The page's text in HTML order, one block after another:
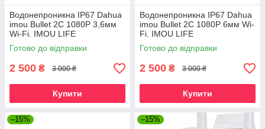
Водонепроникна IP67 Dahua
imou Bullet 2C 1080P 3,6мм
Wi-Fi. IMOU LIFE
Готово до відправки
2 500 ₴ 3 000 ₴
Купити
Водонепроникна IP67 Dahua
imou Bullet 2C 1080P 6мм Wi-
Fi. IMOU LIFE
Готово до відправки
2 500 ₴ 3 000 ₴
Купити
–15% –15%